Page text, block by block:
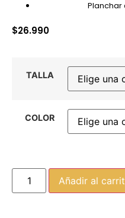
$26.990
TALLA
COLOR
Añadir al